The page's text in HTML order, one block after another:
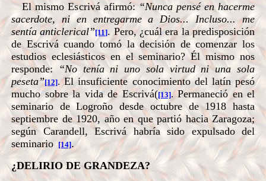
El mismo Escrivá afirmó:“Nunca pensé en hacerme
sacerdote, ni en entregarme a Dios... Incluso... me
sentía anticlerical”[11]. Pero, ¿cuál era la predisposición
de Escrivá cuando tomó la decisión de comenzar los
estudios eclesiásticos en el seminario? Él mismo nos
responde: “No tenía ni uno sola virtud ni una sola
peseta”[12].El insuficiente conocimiento del latín pesó
mucho sobre la vida de Escrivá([13].Permaneció en el
seminario de Logroño desde octubre de 1918 hasta
septiembre de 1920, año en que partió hacia Zaragoza;
según Carandell, Escrivá habría sido expulsado del
seminario [14].
¿DELIRIO DE GRANDEZA?